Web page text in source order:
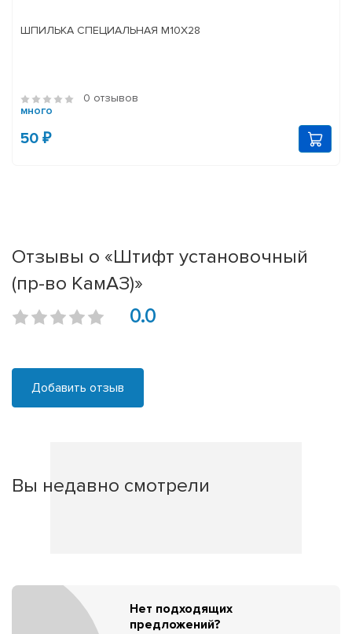
ШПИЛЬКА СПЕЦИАЛЬНАЯ М10Х28
0 отзывов
много
50 ₽
Отзывы о «Штифт установочный
(пр-во КамАЗ)»
0.0
Добавить отзыв
Вы недавно смотрели
Нет подходящих
предложений?